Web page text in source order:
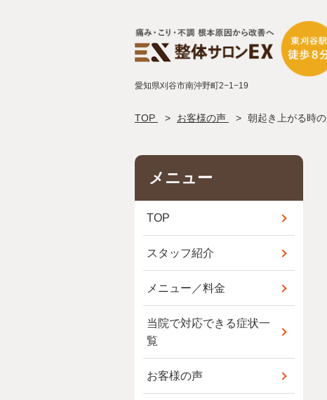
愛知県刈谷市南沖野町2−1−19
TOP お客様の声 朝起き上がる時
メニュー
TOP
スタッフ紹介
メニュー／料金
当院で対応できる症状一
覧
お客様の声